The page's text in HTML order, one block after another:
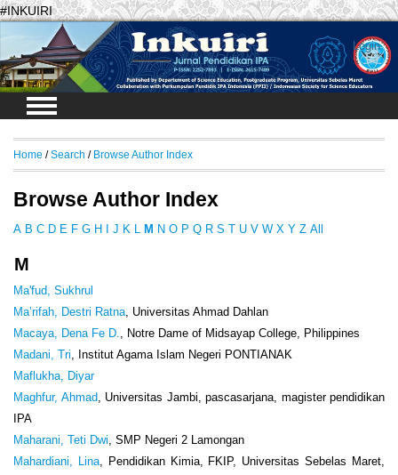
#INKUIRI
Login
Home / Search / Browse Author Index
Browse Author Index
A B C D E F G H I J K L M N O P Q R S T U V W X Y Z All
M
Ma'fud, Sukhrul
Ma’rifah, Destri Ratna, Universitas Ahmad Dahlan
Macaya, Dena Fe D., Notre Dame of Midsayap College, Philippines
Madani, Tri, Institut Agama Islam Negeri PONTIANAK
Maflukha, Diyar
Maghfur, Ahmad, Universitas Jambi, pascasarjana, magister pendidikan
IPA
Maharani, Teti Dwi, SMP Negeri 2 Lamongan
Mahardiani, Lina, Pendidikan Kimia, FKIP, Universitas Sebelas Maret,